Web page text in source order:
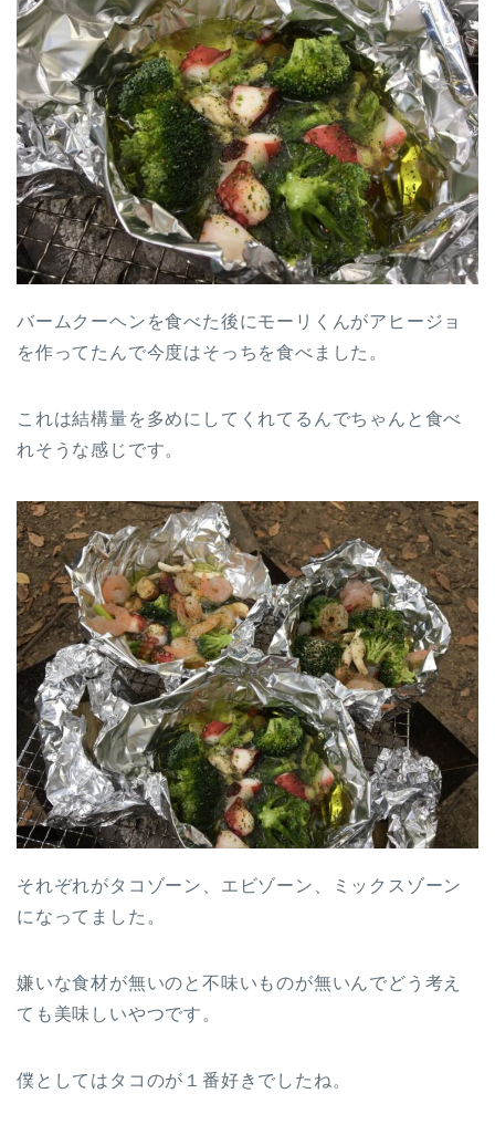
バームクーヘンを食べた後にモーリくんがアヒージョ
を作ってたんで今度はそっちを食べました。
これは結構量を多めにしてくれてるんでちゃんと食べ
れそうな感じです。
それぞれがタコゾーン、エビゾーン、ミックスゾーン
になってました。
嫌いな食材が無いのと不味いものが無いんでどう考え
ても美味しいやつです。
僕としてはタコのが１番好きでしたね。